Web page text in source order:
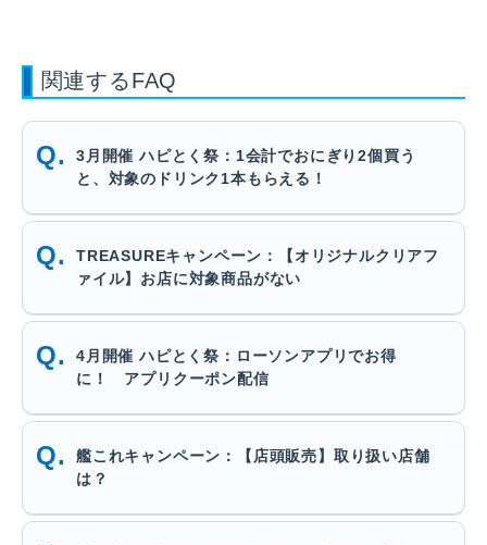
関連するFAQ
3月開催 ハピとく祭：1会計でおにぎり2個買う
と、対象のドリンク1本もらえる！
TREASUREキャンペーン：【オリジナルクリアフ
ァイル】お店に対象商品がない
4月開催 ハピとく祭：ローソンアプリでお得
に！ アプリクーポン配信
艦これキャンペーン：【店頭販売】取り扱い店舗
は？